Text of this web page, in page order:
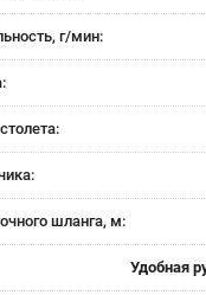
г/мин:
шланга, м:
Удобная